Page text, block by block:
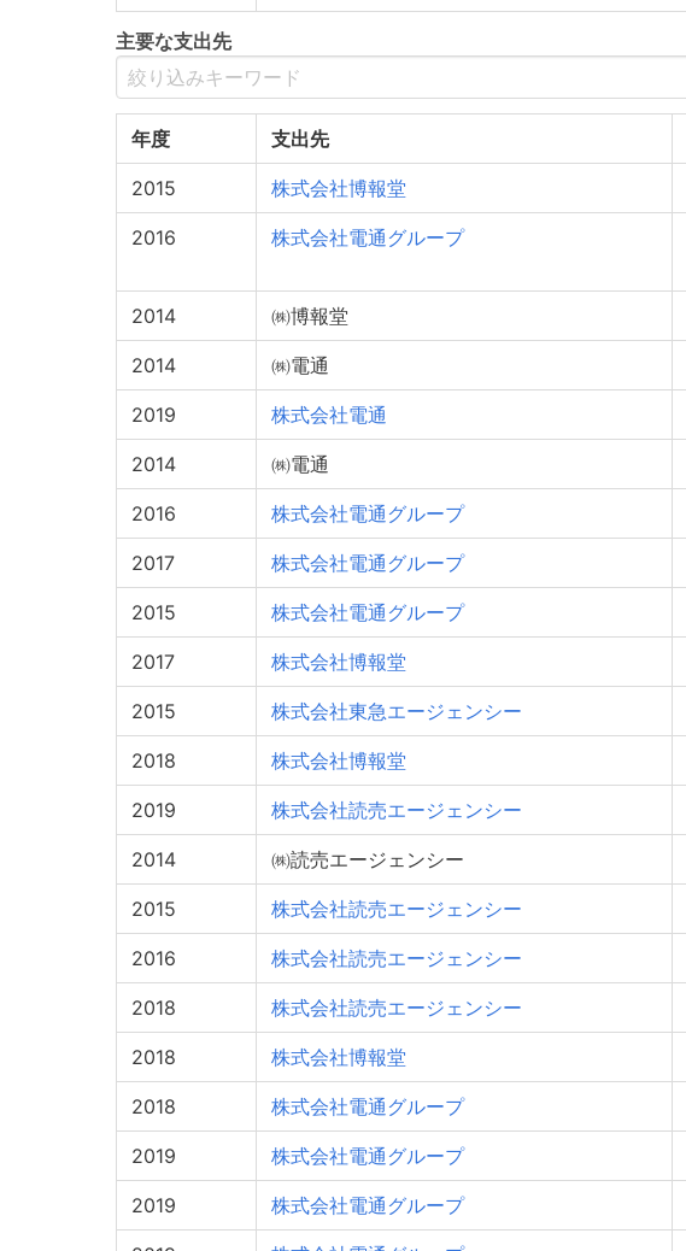
主要な支出先
年度 支出先
2015 株式会社博報堂
2016 株式会社電通グループ
2014 ㈱博報堂
2014 ㈱電通
2019 株式会社電通
2014 ㈱電通
2016 株式会社電通グループ
2017 株式会社電通グループ
2015 株式会社電通グループ
2017 株式会社博報堂
2015 株式会社東急エージェンシー
2018 株式会社博報堂
2019 株式会社読売エージェンシー
2014 ㈱読売エージェンシー
2015 株式会社読売エージェンシー
2016 株式会社読売エージェンシー
2018 株式会社読売エージェンシー
2018 株式会社博報堂
2018 株式会社電通グループ
2019 株式会社電通グループ
2019 株式会社電通グループ